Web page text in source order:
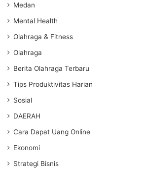
Medan
Mental Health
Olahraga & Fitness
Olahraga
Berita Olahraga Terbaru
Tips Produktivitas Harian
Sosial
DAERAH
Cara Dapat Uang Online
Ekonomi
Strategi Bisnis